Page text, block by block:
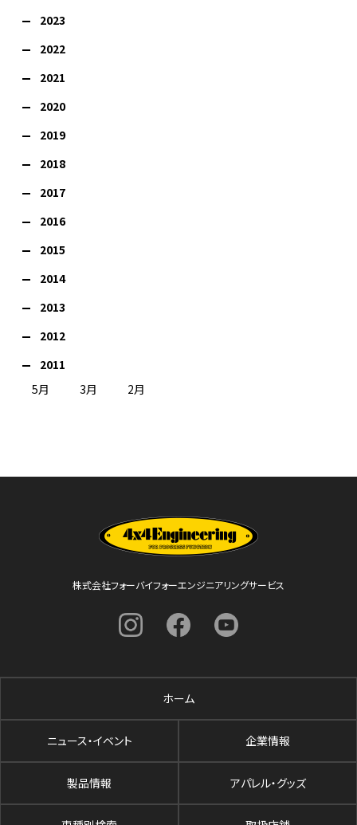
2023
2022
2021
2020
2019
2018
2017
2016
2015
2014
2013
2012
2011
5月
3月 2月
株式会社フォーバイフォーエンジニアリングサービス
ホーム
ニュース・イベント 企業情報
製品情報 アパレル・グッズ